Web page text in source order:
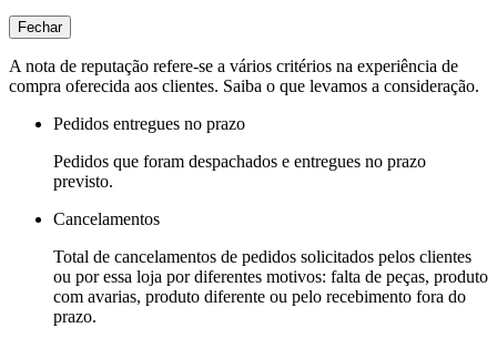
Fechar
A nota de reputação refere-se a vários critérios na experiência de
compra oferecida aos clientes. Saiba o que levamos a consideração.
Pedidos entregues no prazo
Pedidos que foram despachados e entregues no prazo
previsto.
Cancelamentos
Total de cancelamentos de pedidos solicitados pelos clientes
ou por essa loja por diferentes motivos: falta de peças, produto
com avarias, produto diferente ou pelo recebimento fora do
prazo.